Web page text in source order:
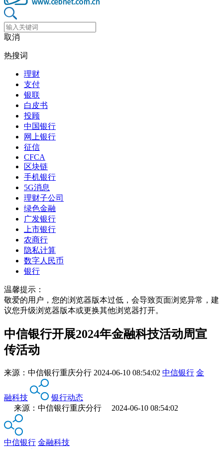
取消
热搜词
理财
支付
银联
白皮书
投顾
中国银行
网上银行
征信
CFCA
区块链
手机银行
5G消息
理财子公司
绿色金融
广发银行
上市银行
农商行
隐私计算
数字人民币
银行
温馨提示：
敬爱的用户，您的浏览器版本过低，会导致页面浏览异常，建
议您升级浏览器版本或更换其他浏览器打开。
中信银行开展2024年金融科技活动周宣
传活动
来源： 中信银行重庆分行 2024-06-10 08:54:02 中信银行 金
融科技
银行动态
来源：中信银行重庆分行 2024-06-10 08:54:02
中信银行 金融科技